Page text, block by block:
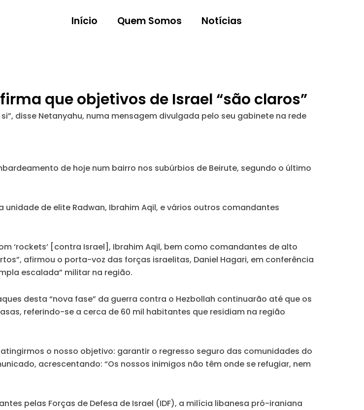
Início Quem Somos Notícias
que objetivos de Israel “são claros”
disse Netanyahu, numa mensagem divulgada pelo seu gabinete na rede
de hoje num bairro nos subúrbios de Beirute, segundo o último
de elite Radwan, Ibrahim Aqil, e vários outros comandantes
‘rockets’ [contra Israel], Ibrahim Aqil, bem como comandantes de alto
afirmou o porta-voz das forças israelitas, Daniel Hagari, em conferência
escalada” militar na região.
desta “nova fase” da guerra contra o Hezbollah continuarão até que os
referindo-se a cerca de 60 mil habitantes que residiam na região
o nosso objetivo: garantir o regresso seguro das comunidades do
acrescentando: “Os nossos inimigos não têm onde se refugiar, nem
pelas Forças de Defesa de Israel (IDF), a milícia libanesa pró-iraniana